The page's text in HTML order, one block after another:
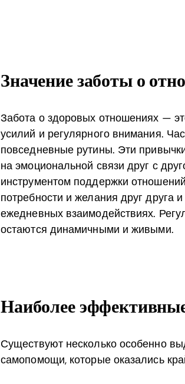
Значение заботы о
Забота о здоровых отношениях —
усилий и регулярного внимания.
повседневные рутины. Эти
на эмоциональной связи друг с
инструментом поддержки
потребности и желания друг друга
ежедневных взаимодействиях.
остаются динамичными и живыми.
Наиболее
Существуют несколько особенно
самопомощи, которые оказались